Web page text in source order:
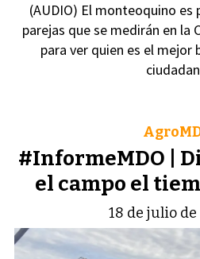
(AUDIO) El monteoquino es
parejas que se medirán en la
para ver quien es el mejor
#InformeMDO |
el campo el
18 de julio de